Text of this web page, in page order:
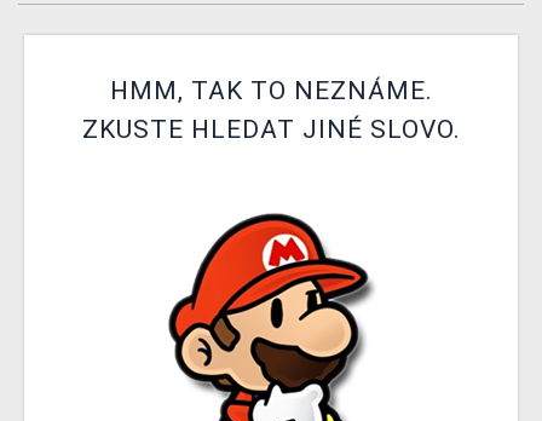
XZONE KLUB
TCG & BOARDGAME HUB
HMM, TAK TO NEZNÁME.
ZKUSTE HLEDAT JINÉ SLOVO.